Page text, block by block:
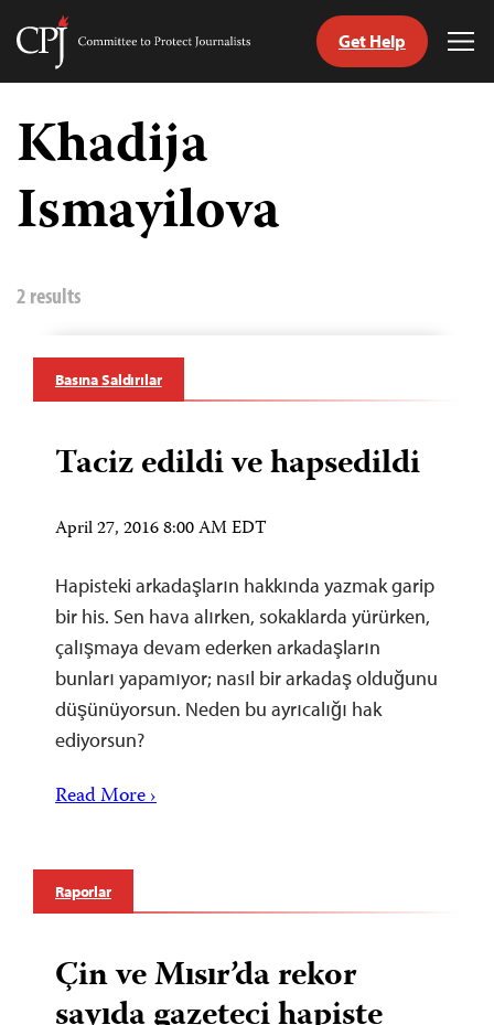
Skip
content
Committee
Journalists
Get Help
Khadija
Ismayilova
2 results
Basına Saldırılar
Taciz edildi ve hapsedildi
April 27, 2016 8:00 AM EDT
Hapisteki arkadaşların hakkında yazmak garip
bir his. Sen hava alırken, sokaklarda yürürken,
çalışmaya devam ederken arkadaşların
bunları yapamıyor; nasıl bir arkadaş olduğunu
düşünüyorsun. Neden bu ayrıcalığı hak
ediyorsun?
Read More ›
Raporlar
Çin ve Mısır’da rekor